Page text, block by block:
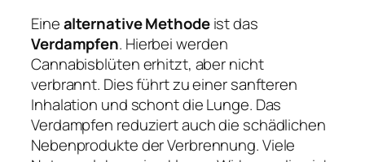
Einealternative Methodeist das
Verdampfen. Hierbei werden
Cannabisblüten erhitzt, aber nicht
verbrannt. Dies führt zu einer sanfteren
Inhalation und schont die Lunge. Das
Verdampfen reduziert auch die schädlichen
Nebenprodukte der Verbrennung. Viele